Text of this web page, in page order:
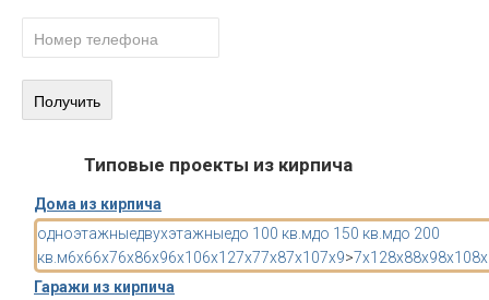
Типовые проекты из кирпича
Дома из кирпича
одноэтажныедвухэтажныедо 100 кв.мдо 150 кв.мдо 200
кв.м6x66x76x86x96x106x127x77x87x107x9>7x128x88x98x10
Гаражи из кирпича